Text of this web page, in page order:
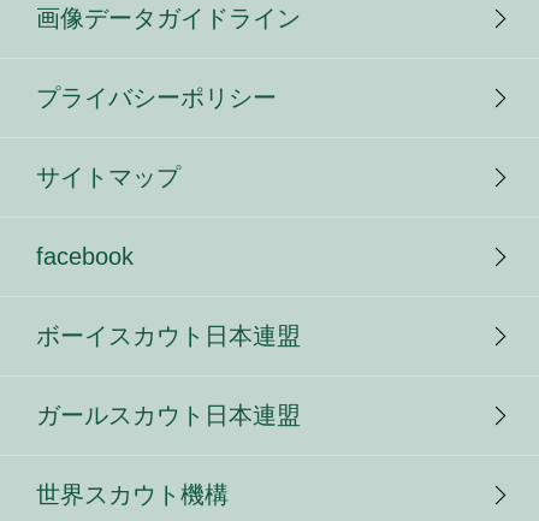
画像データガイドライン
プライバシーポリシー
サイトマップ
facebook
ボーイスカウト日本連盟
ガールスカウト日本連盟
世界スカウト機構